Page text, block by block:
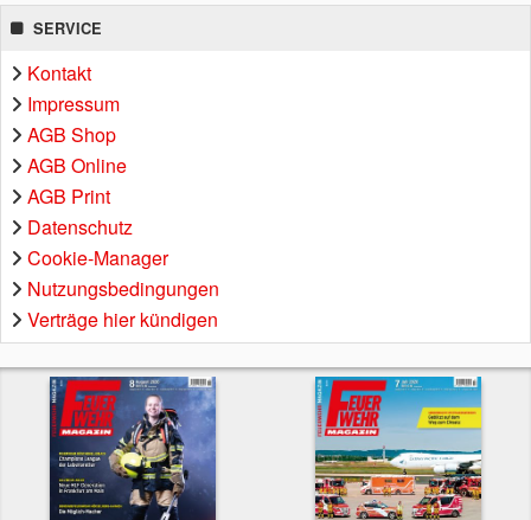
SERVICE
Kontakt
Impressum
AGB Shop
AGB Online
AGB Print
Datenschutz
Cookie-Manager
Nutzungsbedingungen
Verträge hier kündigen